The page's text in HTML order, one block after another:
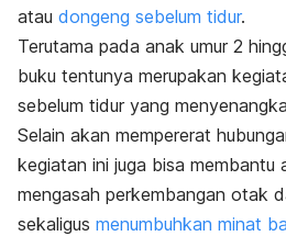
atau dongeng sebelum tidur.
Terutama pada anak umur 2
buku tentunya merupakan
sebelum tidur yang
Selain akan mempererat
kegiatan ini juga bisa membantu
mengasah perkembangan otak
sekaligus menumbuhkan minat